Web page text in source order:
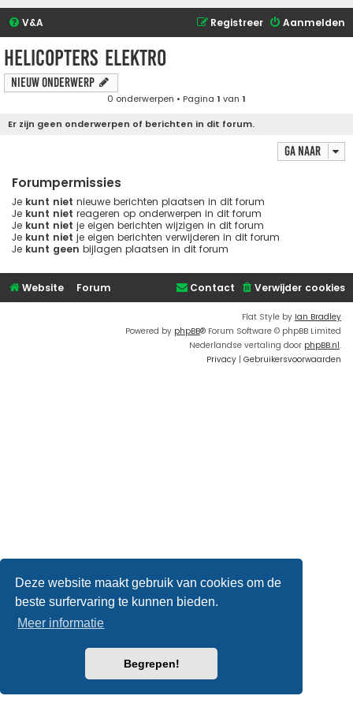
Deze website maakt gebruik van cookies om de
beste surfervaring te kunnen bieden.
Meer informatie
Begrepen!
V&A Aanmelden
Registreer
Helicopters elektro
Nieuw onderwerp
0 onderwerpen • Pagina 1 van 1
Er zijn geen onderwerpen of berichten in dit forum.
Ga naar
Forumpermissies
Je kunt niet nieuwe berichten plaatsen in dit forum
Je kunt niet reageren op onderwerpen in dit forum
Je kunt niet je eigen berichten wijzigen in dit forum
Je kunt niet je eigen berichten verwijderen in dit forum
Je kunt geen bijlagen plaatsen in dit forum
Website Forum Verwijder cookies
Contact
Flat Style by Ian Bradley
Powered by phpBB® Forum Software © phpBB Limited
Nederlandse vertaling door phpBB.nl.
Privacy | Gebruikersvoorwaarden